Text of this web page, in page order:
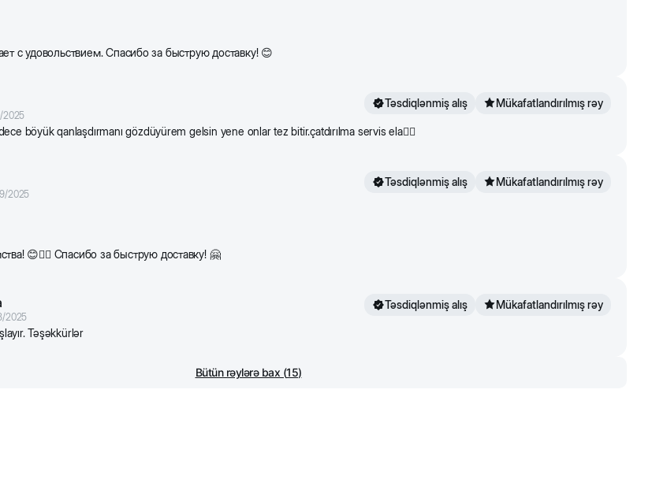
с удовольствием. Спасибо за быструю доставку! 😊
2025
Təsdiqlənmiş alış Mükafatlandırılmış rəy
böyük qanlaşdırmanı gözdüyürem gelsin yene onlar tez bitir.çatdırılma servis ela👍🏻
2025
Təsdiqlənmiş alış Mükafatlandırılmış rəy
😊👍🏻 Спасибо за быструю доставку! 🤗
2025
Təsdiqlənmiş alış Mükafatlandırılmış rəy
Təşəkkürlər
Bütün rəylərə bax (15)